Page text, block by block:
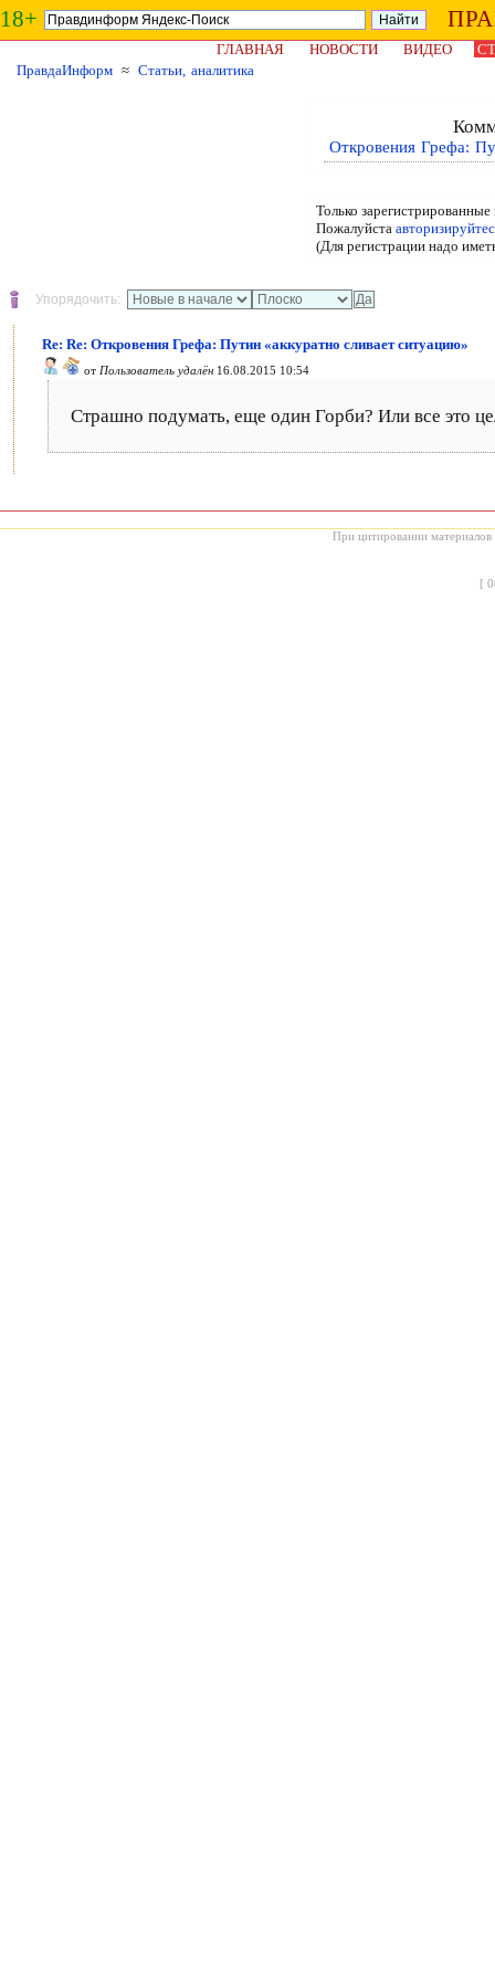
18+
ГЛАВНАЯ НОВОСТИ ВИДЕО
ПравдаИнформ ≈ Статьи, аналитика
Откровения Грефа:
Только
Пожалуйста
(Для регистрации надо
Упорядочить:
Re: Re: Откровения Грефа: Путин «аккуратно сливает ситуацию»
от Пользователь удалён 16.08.2015 10:54
Страшно подумать, еще один Горби? Или все это
При цитировании материалов
[